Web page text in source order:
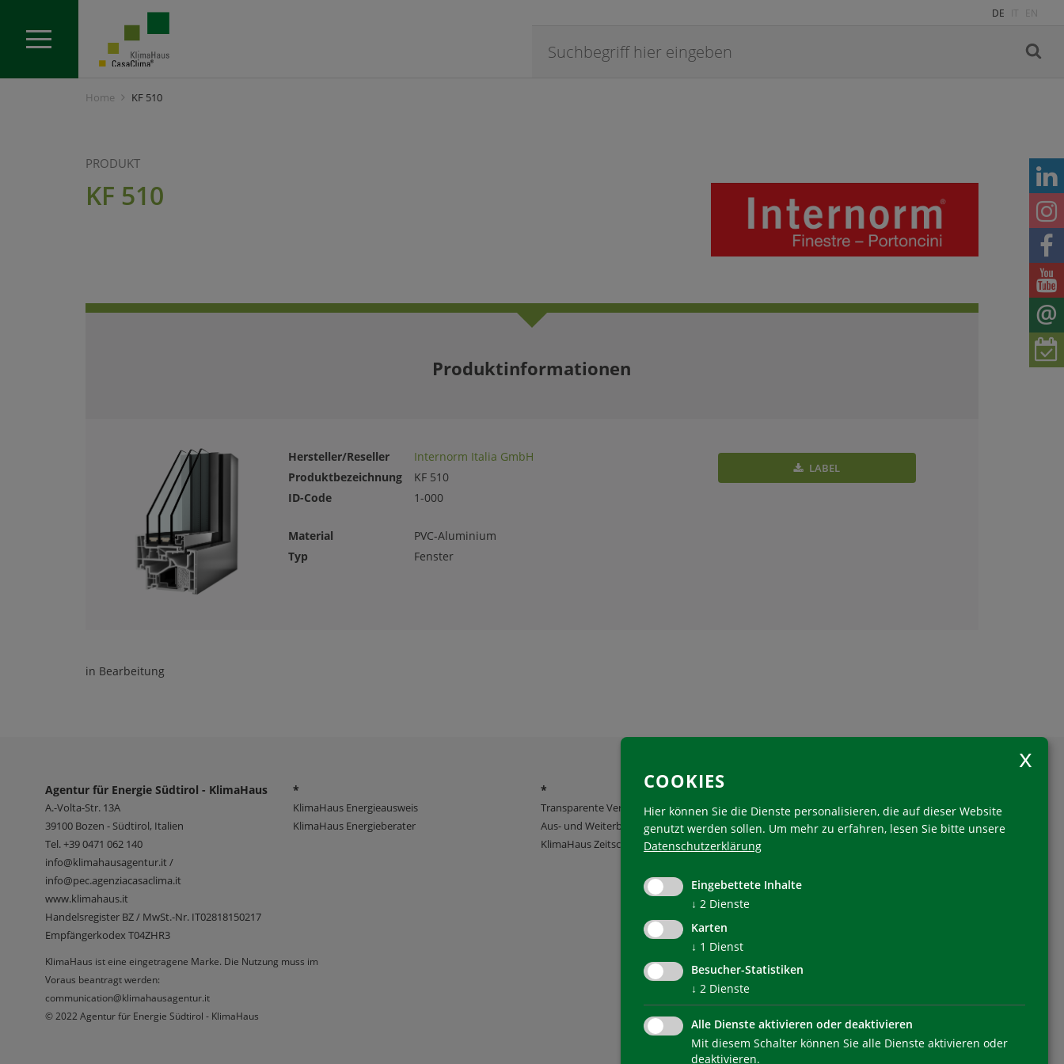
DE IT EN
Home KF 510
PRODUKT
KF 510
Produktinformationen
Hersteller/Reseller
Internorm Italia GmbH
Produktbezeichnung
KF 510
ID-Code
1-000
Material
PVC-Aluminium
Typ
Fenster
LABEL
in Bearbeitung
Agentur für Energie Südtirol - KlimaHaus
A.-Volta-Str. 13A
39100 Bozen - Südtirol, Italien
Tel.+39 0471 062 140
info@klimahausagentur.it /
info@pec.agenziacasaclima.it
www.klimahaus.it
Handelsregister BZ / MwSt.-Nr. IT02818150217
Empfängerkodex T04ZHR3
*
KlimaHaus Energieausweis
KlimaHaus Energieberater
*
Transparente Verwaltung
Aus- und Weiterbildung
KlimaHaus Zeitschriften
KlimaHaus ist eine eingetragene Marke. Die Nutzung muss im
Voraus beantragt werden:
communication@klimahausagentur.it
© 2022 Agentur für Energie Südtirol - KlimaHaus
COOKIES
Hier können Sie die Dienste personalisieren, die auf dieser Website
genutzt werden sollen. Um mehr zu erfahren, lesen Sie bitte unsere
Datenschutzerklärung
Eingebettete Inhalte
↓ 2 Dienste
Karten
↓ 1 Dienst
Besucher-Statistiken
↓ 2 Dienste
Alle Dienste aktivieren oder deaktivieren
Mit diesem Schalter können Sie alle Dienste aktivieren oder
deaktivieren.